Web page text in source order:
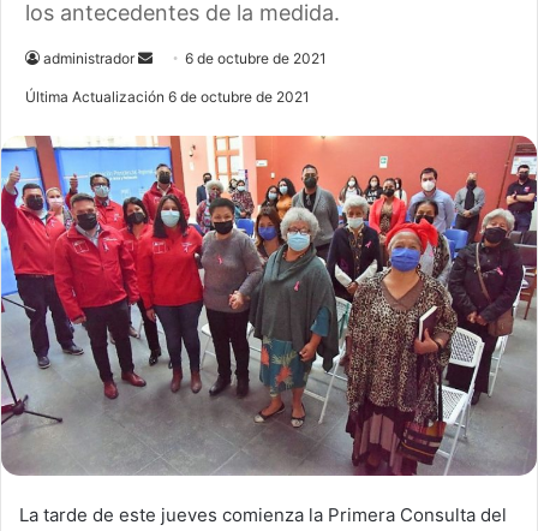
los antecedentes de la medida.
administrador
e
d
a
n
e
m
i
6 de octubre de 2021
Última Actualización 6 de octubre de 2021
La tarde de este jueves comienza la Primera Consulta del